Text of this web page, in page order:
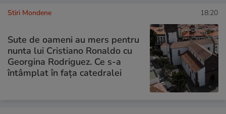
Stiri Mondene 18:20
Sute de oameni au mers pentru
nunta lui Cristiano Ronaldo cu
Georgina Rodriguez. Ce s-a
întâmplat în fața catedralei